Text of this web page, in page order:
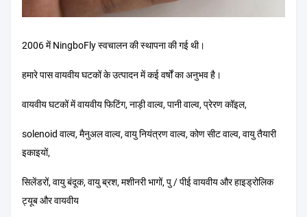
2006 में NingboFly स्वचालन की स्थापना की गई थी।
हमारे पास वायवीय घटकों के उत्पादन में कई वर्षों का अनुभव है।
वायवीय घटकों में वायवीय फिटिंग, नाड़ी वाल्व, पानी वाल्व, प्रेरण कॉइल,
solenoid वाल्व, मैनुअल वाल्व, वायु नियंत्रण वाल्व, कोण सीट वाल्व, वायु तैयारी
इकाइयों,
सिलेंडरों, वायु बंदूक, वायु ब्रश, मशीनरी भागों, पु / पीई वायवीय और हाइड्रोलिक
ट्यूब और वायवीय